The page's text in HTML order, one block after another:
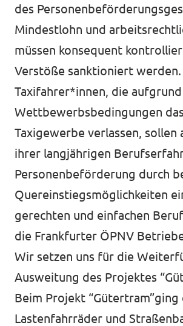
des
Mindestlohn und
müssen konsequent
Verstöße sanktioniert werden.
Taxifahrer*innen, die
Wettbewerbsbedingungen das
Taxigewerbe verlassen, sollen
ihrer langjährigen
Personenbeförderung durch
Quereinstiegsmöglichkeiten
gerechten und einfachen
die Frankfurter ÖPNV
Wir setzen uns für die
Ausweitung des Projektes
Beim Projekt “Gütertram”ging
Lastenfahrräder und